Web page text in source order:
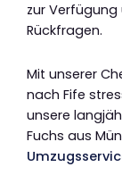
zur
Rückfragen.
Mit unserer
nach Fife
unsere
Fuchs aus